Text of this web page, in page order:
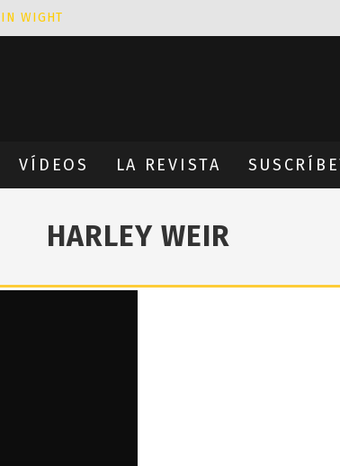
WIGHT
VÍDEOS LA REVISTA
HARLEY WEIR